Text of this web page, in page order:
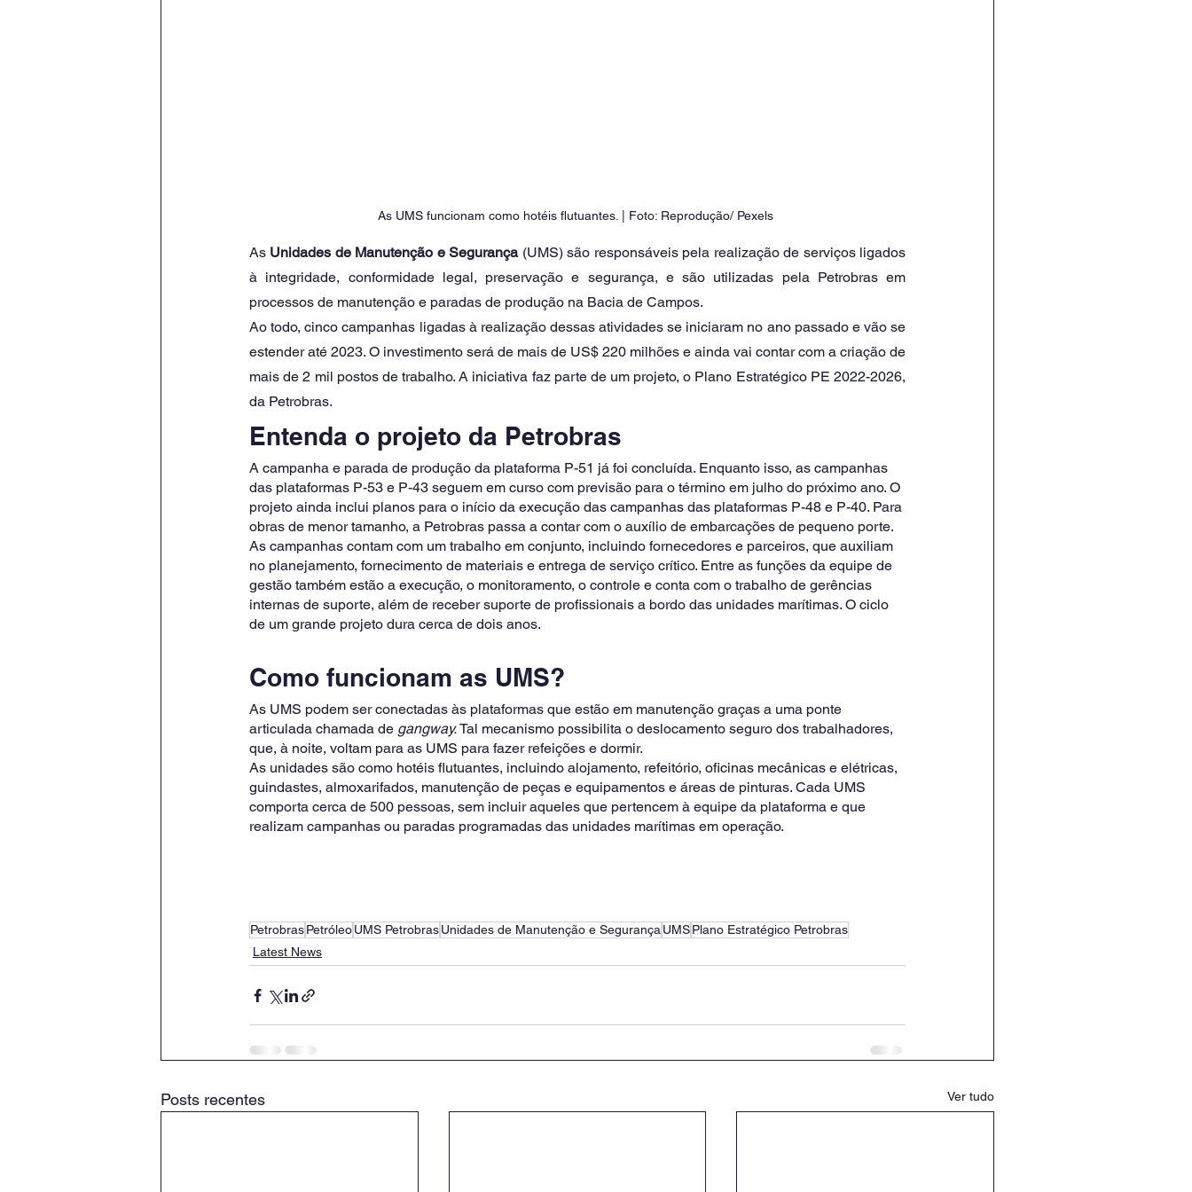
As UMS funcionam como hotéis flutuantes. | Foto: Reprodução/ Pexels
As Unidades de Manutenção e Segurança (UMS) são responsáveis pela realização de serviços ligados
à integridade, conformidade legal, preservação e segurança, e são utilizadas pela Petrobras em
processos de manutenção e paradas de produção na Bacia de Campos.
Ao todo, cinco campanhas ligadas à realização dessas atividades se iniciaram no ano passado e vão se
estender até 2023. O investimento será de mais de US$ 220 milhões e ainda vai contar com a criação de
mais de 2 mil postos de trabalho. A iniciativa faz parte de um projeto, o Plano Estratégico PE 2022-2026,
da Petrobras.
Entenda o projeto da Petrobras
A campanha e parada de produção da plataforma P-51 já foi concluída. Enquanto isso, as campanhas
das plataformas P-53 e P-43 seguem em curso com previsão para o término em julho do próximo ano. O
projeto ainda inclui planos para o início da execução das campanhas das plataformas P-48 e P-40. Para
obras de menor tamanho, a Petrobras passa a contar com o auxílio de embarcações de pequeno porte.
As campanhas contam com um trabalho em conjunto, incluindo fornecedores e parceiros, que auxiliam
no planejamento, fornecimento de materiais e entrega de serviço crítico. Entre as funções da equipe de
gestão também estão a execução, o monitoramento, o controle e conta com o trabalho de gerências
internas de suporte, além de receber suporte de profissionais a bordo das unidades marítimas. O ciclo
de um grande projeto dura cerca de dois anos.
Como funcionam as UMS?
As UMS podem ser conectadas às plataformas que estão em manutenção graças a uma ponte
articulada chamada de gangway. Tal mecanismo possibilita o deslocamento seguro dos trabalhadores,
que, à noite, voltam para as UMS para fazer refeições e dormir.
As unidades são como hotéis flutuantes, incluindo alojamento, refeitório, oficinas mecânicas e elétricas,
guindastes, almoxarifados, manutenção de peças e equipamentos e áreas de pinturas. Cada UMS
comporta cerca de 500 pessoas, sem incluir aqueles que pertencem à equipe da plataforma e que
realizam campanhas ou paradas programadas das unidades marítimas em operação.
PetrobrasPetróleoUMS PetrobrasUnidades de Manutenção e SegurançaUMSPlano Estratégico Petrobras
Latest News
Posts recentes Ver tudo